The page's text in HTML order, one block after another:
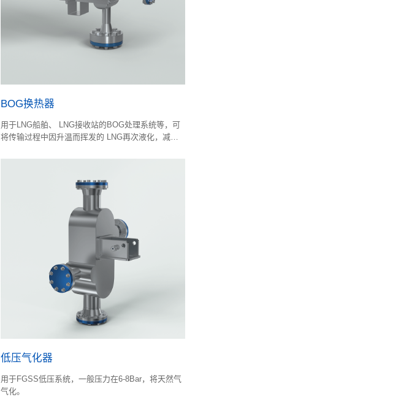
BOG换热器
用于LNG船舶、 LNG接收站的BOG处理系统等，可
将传输过程中因升温而挥发的 LNG再次液化，减少
低压气化器
用于FGSS低压系统，一般压力在6-8Bar，将天然气
气化。